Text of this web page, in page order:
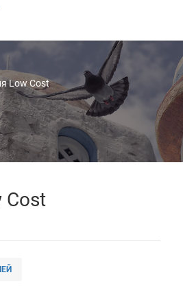
Low Cost
Cost